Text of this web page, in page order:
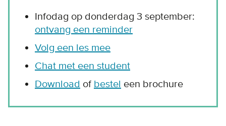
Infodag op donderdag 3 september:
ontvang een reminder
Volg een les mee
Chat met een student
Download of bestel een brochure